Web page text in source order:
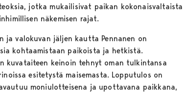
jotka mukailisivat paikan kokonaisvaltaista
näkemisen rajat.
ja valokuvan jäljen kautta Pennanen on
kohtaamistaan paikoista ja hetkistä.
kuvataiteen keinoin tehnyt oman tulkintansa
esitetystä maisemasta. Lopputulos on
moniulotteisena ja upottavana paikkana,